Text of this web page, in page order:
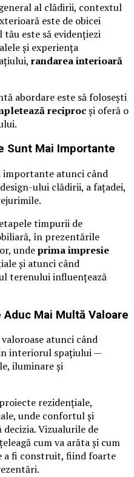
al clădirii, contextul
este de obicei
este să evidențiezi
și experiența
randarea interioară
abordare este să folosești
reciprocși oferă o
Sunt Mai Importante
importante atunci când
ului clădirii, a fațadei,
timpurii de
în prezentările
undeprima impresie
și atunci când
terenului influențează
Mai Multă Valoare
atunci când
interiorul spațiului —
iluminare și
rezidențiale,
unde confortul și
Vizualurile de
cum va arăta și cum
a fi construit, fiind foarte